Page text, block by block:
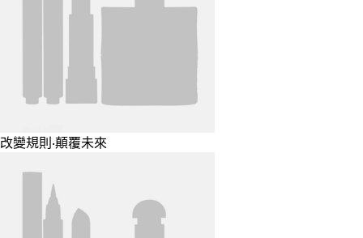
改變規則‧顛覆未來